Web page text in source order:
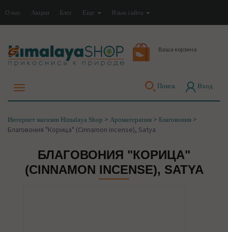
О нас Акции Блог Еще Язык сайта
Ваша корзина
Поиск Вход
Интернет магазин Himalaya Shop > Ароматерапия > Благовония >
Благовония "Корица" (Cinnamon incense), Satya
БЛАГОВОНИЯ "КОРИЦА"
(CINNAMON INCENSE), SATYA